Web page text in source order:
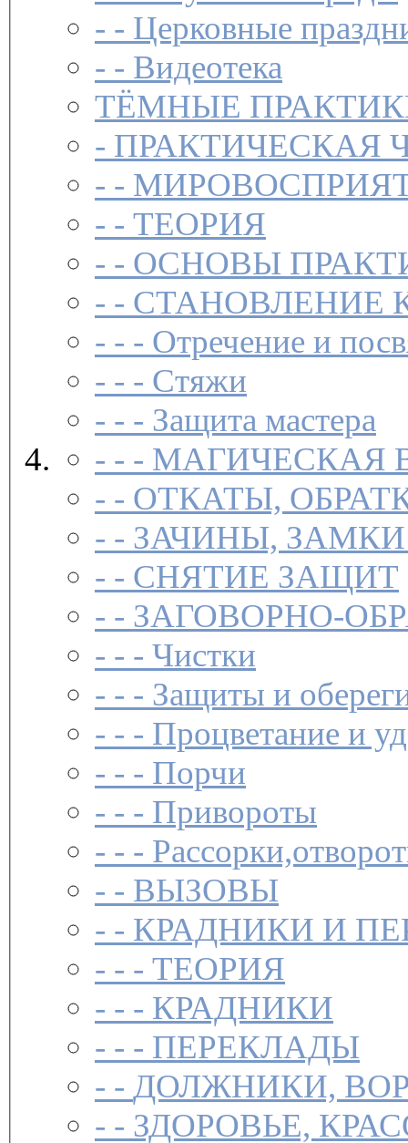
- - Церковные
- - Видеотека
ТЁМНЫЕ
- ПРАКТИЧЕСКАЯ
- -
- - ТЕОРИЯ
- - ОСНОВЫ
- - СТАНОВЛЕНИЕ
- - - Отречение и
- - - Стяжи
- - - Защита мастера
- - - МАГИЧЕСКАЯ
- - ОТКАТЫ,
- - ЗАЧИНЫ,
- - СНЯТИЕ ЗАЩИТ
- - ЗАГОВОР­НО-
- - - Чистки­
- - - Защиты и
- - - Процветание и
- - - Порчи
- - - Привороты
- - -
- - ВЫЗОВЫ
- - КРАДНИКИ И
- - - ТЕОРИЯ
- - - КРАДНИКИ
- - - ПЕРЕКЛАДЫ
- - ДОЛЖНИКИ,
- - ЗДОРОВЬЕ,